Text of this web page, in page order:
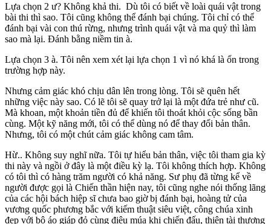
Lựa chọn 2 ư? Không khả thi. Dù tôi có biết về loài quái vật trong
bài thi thì sao. Tôi cũng không thể đánh bại chúng. Tôi chỉ có thể
đánh bại vài con thú rừng, nhưng trình quái vật và ma quỷ thì làm
sao mà lại. Đánh bằng niềm tin à.
Lựa chọn 3 à. Tôi nên xem xét lại lựa chọn 1 vì nó khá là ổn trong
trường hợp này.
Nhưng cảm giác khó chịu dân lên trong lòng. Tôi sẽ quên hết
những việc này sao. Có lẽ tôi sẽ quay trở lại là một đứa trẻ như cũ.
Mà khoan, một khoản tiền đủ để khiến tôi thoát khỏi cộc sống bần
cùng. Một kỹ năng mới, tôi có thể dùng nó để thay đổi bản thân.
Nhưng, tôi có một chút cảm giác không cam tâm.
Hừ.. Không suy nghĩ nữa. Tôi tự hiểu bản thân, việc tôi tham gia kỳ
thi này và ngồi ở đây là một điều kỳ lạ. Tôi không thích hợp. Không
có tôi thì có hàng trăm người có khả năng. Sư phụ đã từng kể về
người được gọi là Chiến thần hiện nay, tôi cũng nghe nói thống lãng
của các hội bách hiệp sĩ chưa bao giờ bị đánh bại, hoàng tử của
vương quốc phương bắc với kiếm thuật siêu việt, công chúa xinh
đẹp với bộ áo giáp đỏ cùng điệu múa khi chiến đấu, thiên tài thương